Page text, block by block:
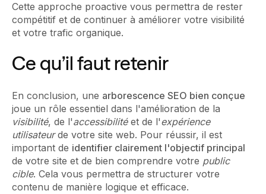
Cette approche proactive vous permettra de rester
compétitif et de continuer à améliorer votre visibilité
et votre trafic organique.
Ce qu’il faut retenir
En conclusion, une arborescence SEO bien conçue
joue un rôle essentiel dans l'amélioration de la
visibilité, de l'accessibilitéet de l'expérience
utilisateurde votre site web. Pour réussir, il est
important de identifier clairement l'objectif principal
de votre site et de bien comprendre votre public
cible. Cela vous permettra de structurer votre
contenu de manière logique et efficace.